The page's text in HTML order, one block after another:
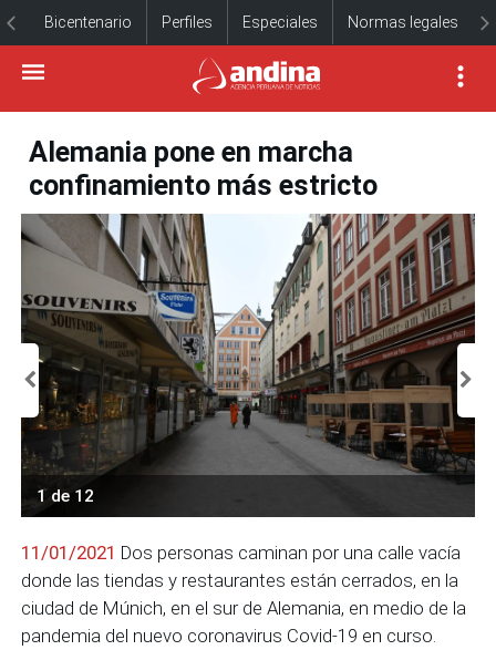
Bicentenario Perfiles Especiales Normas legales
Alemania pone en marcha
confinamiento más estricto
1 de 12
11/01/2021 Dos personas caminan por una calle vacía
donde las tiendas y restaurantes están cerrados, en la
ciudad de Múnich, en el sur de Alemania, en medio de la
pandemia del nuevo coronavirus Covid-19 en curso.